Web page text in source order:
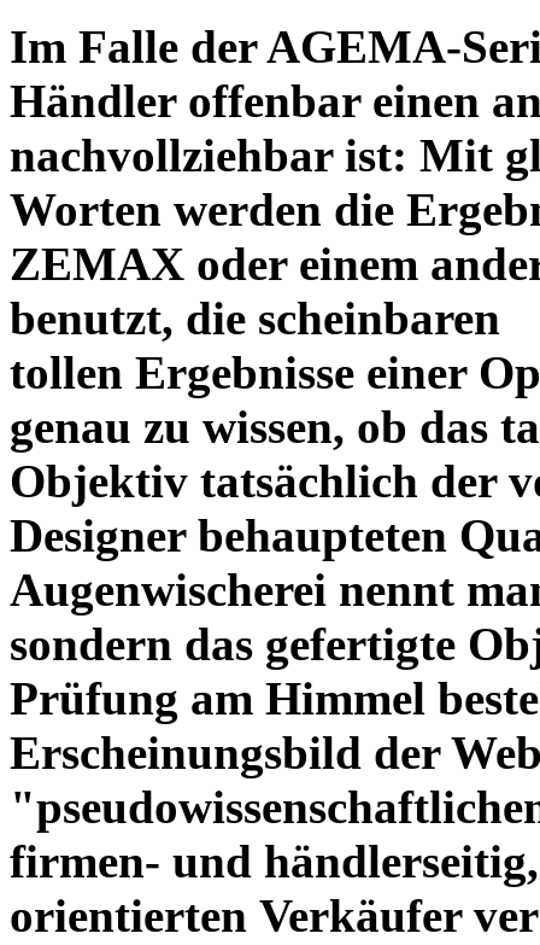
Im Falle der AGEMA-
Händler offenbar einen
nachvollziehbar ist: Mit
Worten werden die
ZEMAX oder einem
benutzt, die scheinbaren
tollen Ergebnisse einer
genau zu wissen, ob das
Objektiv tatsächlich der
Designer behaupteten
Augenwischerei nennt
sondern das gefertigte
Prüfung am Himmel
Erscheinungsbild der
firmen- und
orientierten Verkäufer